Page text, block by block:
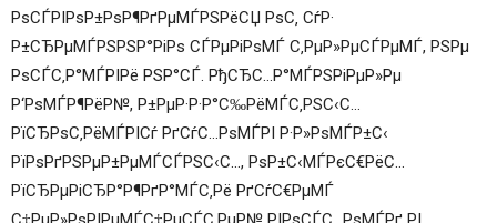
РѕСЃРІРѕР±РѕР¶РґРµМЃРЅРёСЏ РѕС‚ СѓР·
Р±СЂРµМЃРЅРЅР°РіРѕ СЃРµРіРѕМЃ С‚РµР»РµСЃРµМЃ, РЅРµ
РѕСЃС‚Р°МЃРІРё РЅР°СЃ. РђСЂС…Р°МЃРЅРіРµР»Рµ
Р‘РѕМЃР¶РёР№, Р±РµР·Р·Р°С‰РёМЃС‚РЅС‹С…
РїСЂРѕС‚РёМЃРІСѓ РґСѓС…РѕМЃРІ Р·Р»РѕМЃР±С‹
РїРѕРґРЅРµР±РµМЃСЃРЅС‹С…, РѕР±С‹МЃРєС€РёС…
РїСЂРµРіСЂР°Р¶РґР°МЃС‚Рё РґСѓС€РµМЃ